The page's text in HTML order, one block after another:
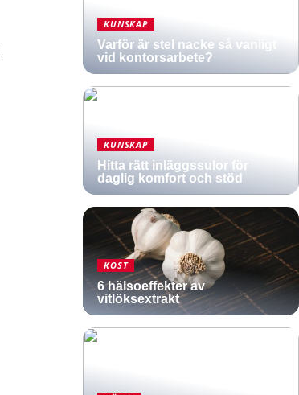
KUNSKAP
Varför är stel nacke så vanligt
vid kontorsarbete?
KUNSKAP
Hitta rätt inläggssulor för
daglig komfort och stöd
KOST
6 hälsoeffekter av
vitlöksextrakt